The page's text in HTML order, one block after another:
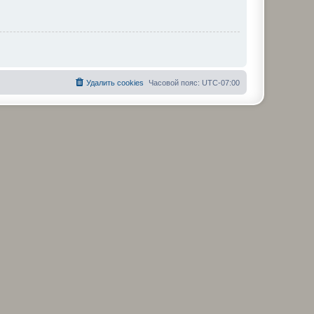
Часовой пояс: UTC-07:00
Удалить cookies